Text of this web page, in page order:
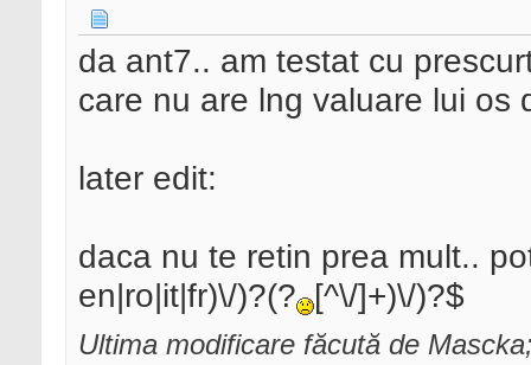
da ant7.. am testat cu
care nu are lng valuare lui
later edit:
daca nu te retin prea mult..
en|ro|it|fr)\/)?(? [^\/]+)\/)?$
Ultima modificare făcută de